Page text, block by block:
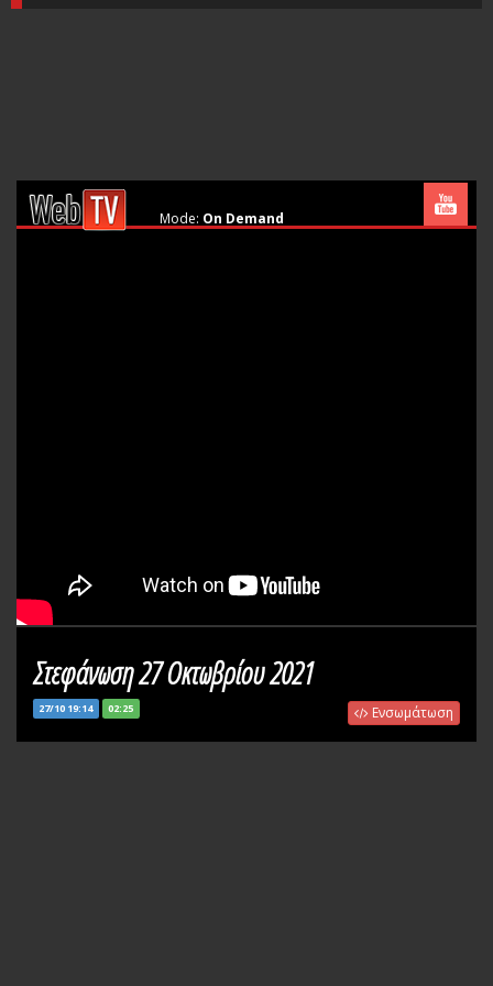
Mode: On Demand
Στεφάνωση 27 Οκτωβρίου 2021
27/10 19:14 02:25 Ενσωμάτωση